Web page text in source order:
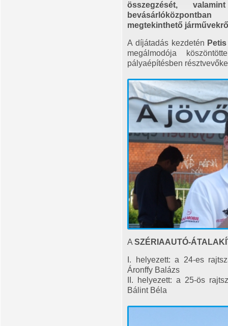
összegzését,
megtekinthető
A díjátadás kezdetén
megálmodója
pályaépítésben
A SZÉRIAAUTÓ-
I. helyezett: a 24-es
Áronffy Balázs
II. helyezett: a 25-ös
Bálint Béla